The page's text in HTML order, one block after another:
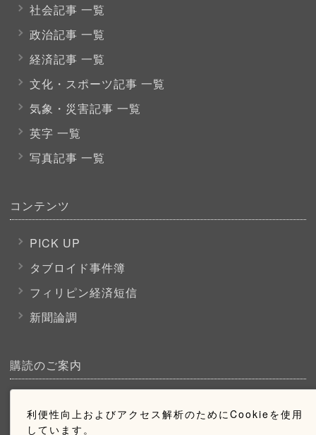
利便性向上およびアクセス解析のためにCookieを使用
しています。
社会記事 一覧
政治記事 一覧
経済記事 一覧
文化・スポーツ記事 一覧
気象・災害記事 一覧
英字 一覧
写真記事 一覧
コンテンツ
PICK UP
タブロイド事件簿
フィリピン経済短信
新聞論調
購読のご案内